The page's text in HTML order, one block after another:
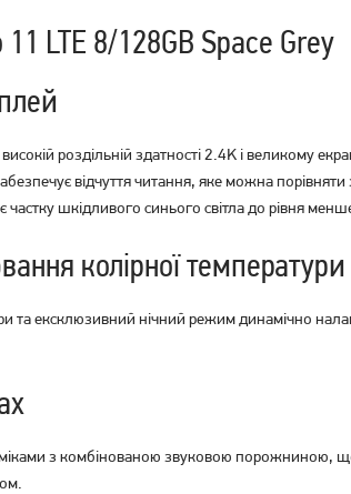
5G 8/256GB Gray
грн
Tab A11+ Wi-Fi 8/
14 499 грн
LTE 8/128GB Space Grey
роздільній здатності 2.4K і великому
відчуття читання, яке можна
частку шкідливого синього світла до рівня
колірної температури
та ексклюзивний нічний режим динамічно
з комбінованою звуковою порожниною,